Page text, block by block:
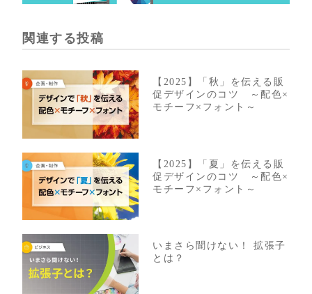
関連する投稿
【2025】「秋」を伝える販
促デザインのコツ ～配色×
モチーフ×フォント～
【2025】「夏」を伝える販
促デザインのコツ ～配色×
モチーフ×フォント～
いまさら聞けない！ 拡張子
とは？